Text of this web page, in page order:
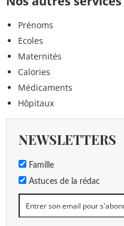
Prénoms
Ecoles
Maternités
Calories
Médicaments
Hôpitaux
NEWSLETTERS
Famille
Astuces de la rédac